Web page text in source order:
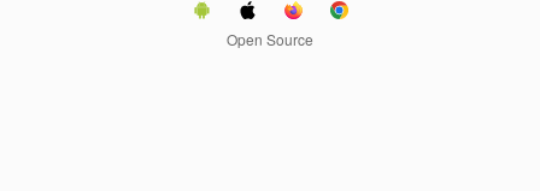
Open Source